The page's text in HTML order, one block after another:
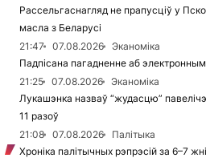
Рассельгаснагляд не прапусціў у
масла з Беларусі
21:47
07.08.2026
Эканоміка
Падпісана пагадненне аб
21:25
07.08.2026
Эканоміка
Лукашэнка назваў “жудасцю”
11 разоў
21:08
07.08.2026
Палітыка
Хроніка палітычных рэпрэсій за 6–7